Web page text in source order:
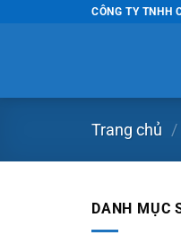
CÔNG TY TNHH
Trang chủ /
DANH MỤC